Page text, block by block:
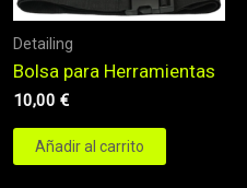
Detailing
Bolsa para Herramientas
10,00 €
Añadir al carrito